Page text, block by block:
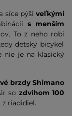
síce pýšiveľkými
s menším
To z neho robí
detský bicykel
nie je na klasický
brzdy Shimano
so zdvihom 100
riadidiel.